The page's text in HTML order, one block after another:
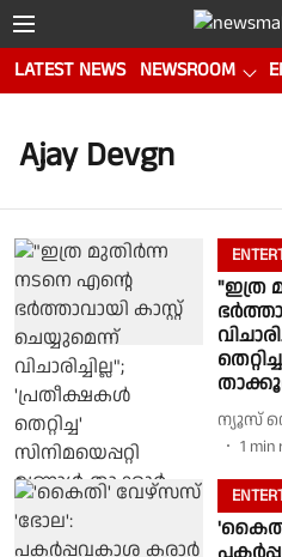
LATEST NEWS NEWSROOM
Ajay Devgn
"ഇത്ര
ന്യൂസ്
1 min